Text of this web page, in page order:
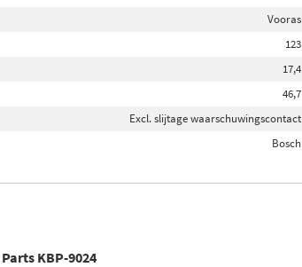
Vooras
123
17,4
46,7
Excl. slijtage waarschuwingscontact
Bosch
KBP-9024